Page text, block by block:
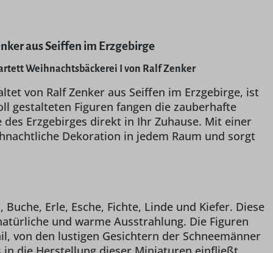
aus Seiffen im Erzgebirge
Weihnachtsbäckerei I von Ralf Zenker
von Ralf Zenker aus Seiffen im Erzgebirge, ist
gestalteten Figuren fangen die zauberhafte
Erzgebirges direkt in Ihr Zuhause. Mit einer
Dekoration in jedem Raum und sorgt
Erle, Esche, Fichte, Linde und Kiefer. Diese
und warme Ausstrahlung. Die Figuren
von den lustigen Gesichtern der Schneemänner